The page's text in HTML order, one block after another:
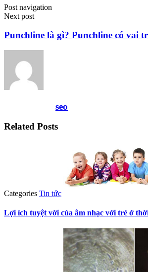
Post navigation
Next post
Punchline là gì? Punchline có vai
seo
Related Posts
Categories Tin tức
Lợi ích tuyệt vời của âm nhạc với trẻ ở